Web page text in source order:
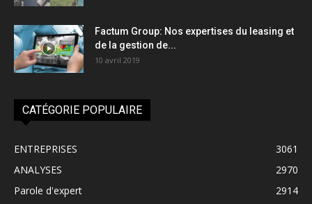
Factum Group: Nos expertises du leasing et
de la gestion de...
10 avril 2019
CATÉGORIE POPULAIRE
ENTREPRISES
3061
ANALYSES
2970
Parole d'expert
2914